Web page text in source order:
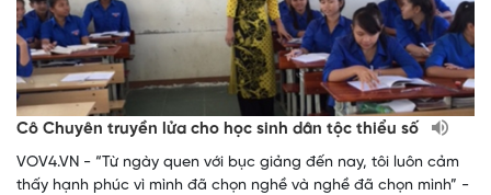
Cô Chuyên truyền lửa cho học sinh dân tộc thiểu số
VOV4.VN - “Từ ngày quen với bục giảng đến nay, tôi luôn cảm
thấy hạnh phúc vì mình đã chọn nghề và nghề đã chọn mình” -